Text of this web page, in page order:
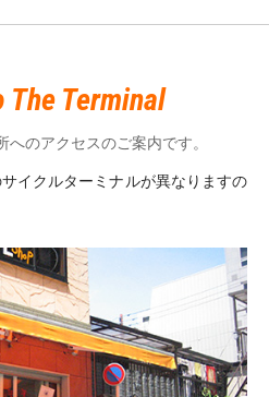
The Terminal
のアクセスのご案内です。
イクルターミナルが異なりますの